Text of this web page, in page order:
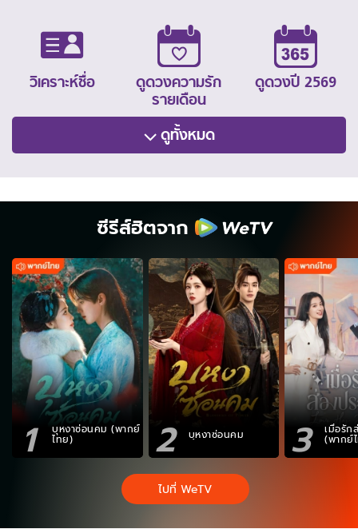
วิเคราะห์ชื่อ
ดูดวงความรัก
รายเดือน
ดูดวงปี 2569
ดูทั้งหมด
ซีรีส์ฮิตจาก
1 บุหงาซ่อนคม (พากย์
ไทย) 2 บุหงาซ่อนคม 3 เมื่อรัก
(พากย์
ไปที่ WeTV